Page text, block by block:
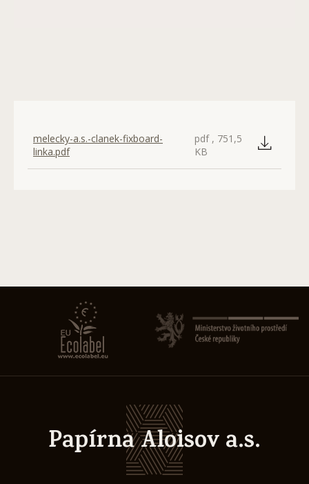
melecky-a.s.-clanek-fixboard-
linka.pdf
pdf , 751,5
KB
Papírna Aloisov a.s.